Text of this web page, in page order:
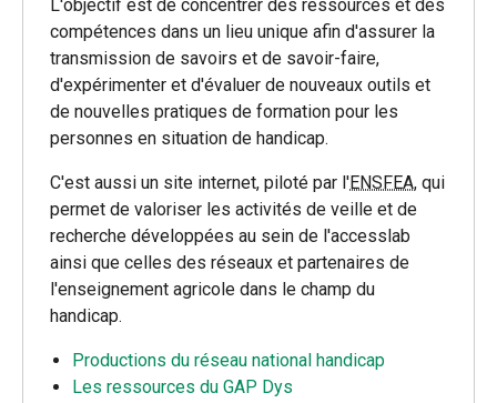
L'objectif est de concentrer des ressources et des
compétences dans un lieu unique afin d'assurer la
transmission de savoirs et de savoir-faire,
d'expérimenter et d'évaluer de nouveaux outils et
de nouvelles pratiques de formation pour les
personnes en situation de handicap.
C'est aussi un site internet, piloté par l'ENSFEA, qui
permet de valoriser les activités de veille et de
recherche développées au sein de l'accesslab
ainsi que celles des réseaux et partenaires de
l'enseignement agricole dans le champ du
handicap.
Productions du réseau national handicap
Les ressources du GAP Dys